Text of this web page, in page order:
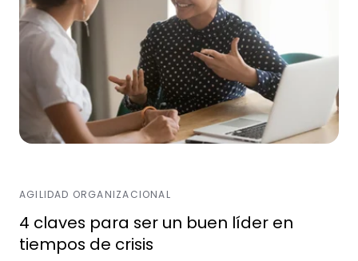
AGILIDAD ORGANIZACIONAL
4 claves para ser un buen líder en
tiempos de crisis